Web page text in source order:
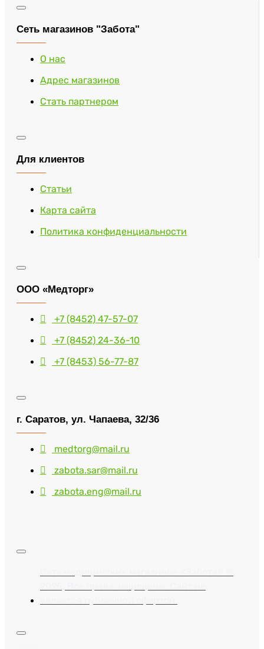
Сеть магазинов "Забота"
О нас
Адрес магазинов
Стать партнером
Для клиентов
Статьи
Карта сайта
Политика конфиденциальности
ООО «Медторг»
+7 (8452) 47-57-07
+7 (8452) 24-36-10
+7 (8453) 56-77-87
г. Саратов, ул. Чапаева, 32/36
medtorg@mail.ru
zabota.sar@mail.ru
zabota.eng@mail.ru